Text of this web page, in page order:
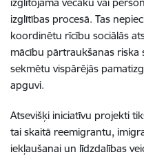
izglītības procesā. Tas
koordinētu rīcību sociālās
mācību pārtraukšanas riska
sekmētu vispārējās
apguvi.
Atsevišķi iniciatīvu projekti
tai skaitā reemigrantu,
iekļaušanai un līdzdalības